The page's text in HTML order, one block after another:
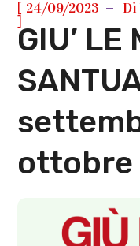
[ 24/09/2023 Di
]
GIU’ LE
ottobre